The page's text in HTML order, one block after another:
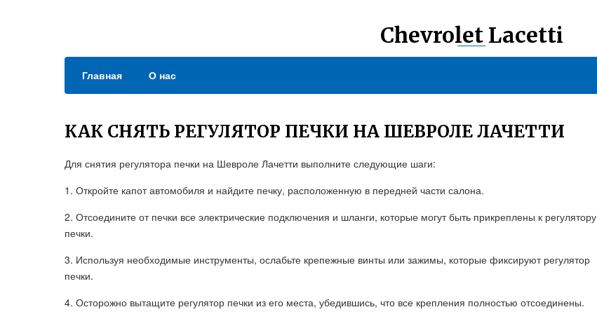
Chevrolet Lacetti
Главная О нас
КАК СНЯТЬ РЕГУЛЯТОР ПЕЧКИ НА ШЕВРОЛЕ ЛАЧЕТТИ
Для снятия регулятора печки на Шевроле Лачетти выполните следующие шаги:
1. Откройте капот автомобиля и найдите печку, расположенную в передней части салона.
2. Отсоедините от печки все электрические подключения и шланги, которые могут быть прикреплены к регулятору
печки.
3. Используя необходимые инструменты, ослабьте крепежные винты или зажимы, которые фиксируют регулятор
печки.
4. Осторожно вытащите регулятор печки из его места, убедившись, что все крепления полностью отсоединены.